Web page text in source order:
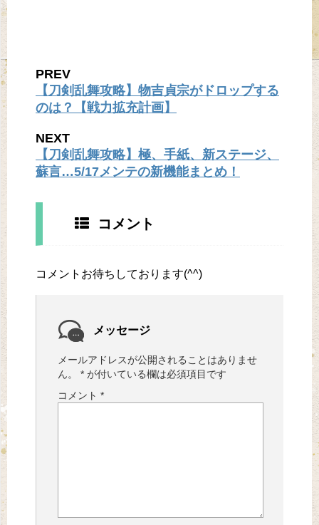
PREV
【刀剣乱舞攻略】物吉貞宗がドロップする
のは？【戦力拡充計画】
NEXT
【刀剣乱舞攻略】極、手紙、新ステージ、
蘇言…5/17メンテの新機能まとめ！
コメント
コメントお待ちしております(^^)
メッセージ
メールアドレスが公開されることはありませ
ん。
* が付いている欄は必須項目です
コメント *